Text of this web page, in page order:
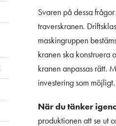
Svaren på dessa
traverskranen.
maskingruppen
kranen ska konstruera
kranen anpassas rätt.
investering som möjligt.
När du tänker
produktionen att se ut